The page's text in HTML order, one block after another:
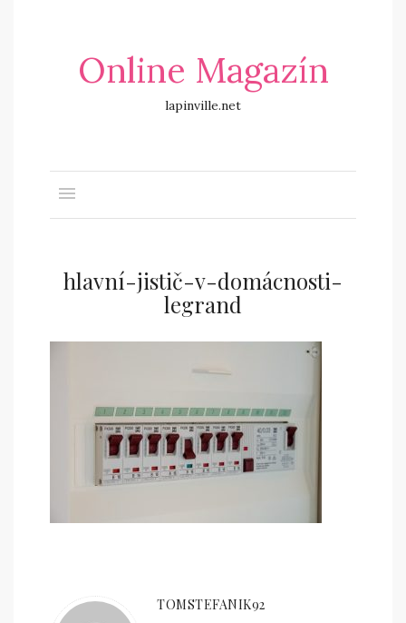
Online Magazín
lapinville.net
hlavní-jistič-v-domácnosti-
legrand
TOMSTEFANIK92